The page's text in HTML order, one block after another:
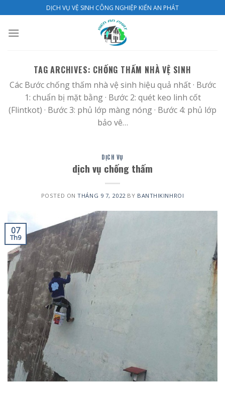
to
content
DỊCH VỤ VỆ SINH CÔNG NGHIỆP KIẾN AN PHÁT
TAG ARCHIVES: CHỐNG THẤM NHÀ VỆ SINH
Các Bước chống thấm nhà vệ sinh hiệu quả nhất · Bước
1: chuẩn bị mặt bằng · Bước 2: quét keo linh cốt
(Flintkot) · Bước 3: phủ lớp màng nóng · Bước 4: phủ lớp
bảo vê…
DỊCH VỤ
dịch vụ chống thấm
POSTED ONTHÁNG 9 7, 2022BY BANTHIKINHROI
07
Th9